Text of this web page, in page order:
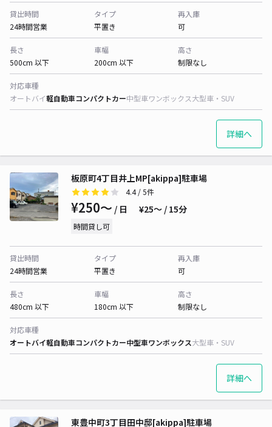
貸出時間
24時間営業
タイプ
平置き
再入庫
可
長さ
500cm 以下
車幅
200cm 以下
高さ
制限なし
対応車種
オートバイ軽自動車コンパクトカー中型車ワンボックス大型車・SUV
詳細へ
板原町4丁目井上MP[akippa]駐車場
4.4/ 5件
¥250〜 / 日 ¥25〜 / 15分
時間貸し可
貸出時間
24時間営業
タイプ
平置き
再入庫
可
長さ
480cm 以下
車幅
180cm 以下
高さ
制限なし
対応車種
オートバイ軽自動車コンパクトカー中型車ワンボックス大型車・SUV
詳細へ
東豊中町3丁目田中邸[akippa]駐車場